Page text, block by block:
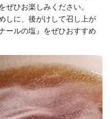
ぜひお楽しみください。
しに、後がけして召し上が
ールの塩』をぜひおすすめ